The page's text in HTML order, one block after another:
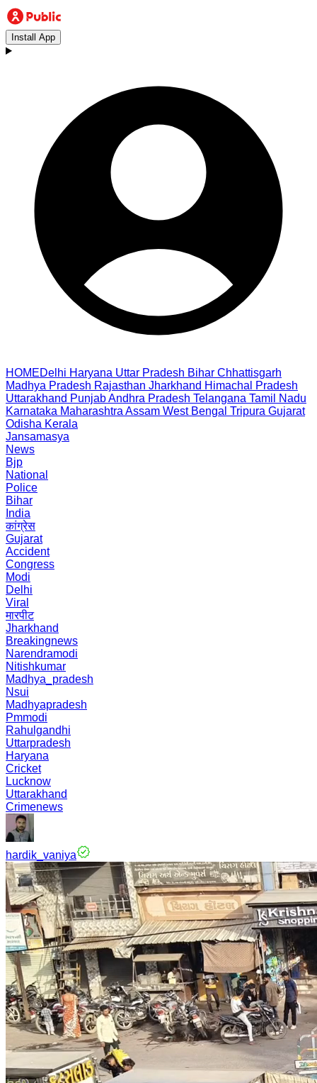
Install App
HOMEDelhi Haryana Uttar Pradesh Bihar Chhattisgarh
Madhya Pradesh Rajasthan Jharkhand Himachal Pradesh
Uttarakhand PunjabAndhra Pradesh Telangana Tamil Nadu
Karnataka Maharashtra Assam West Bengal Tripura Gujarat
Odisha Kerala
Jansamasya
News
Bjp
National
Police
Bihar
India
कांग्रेस
Gujarat
Accident
Congress
Modi
Delhi
Viral
मारपीट
Jharkhand
Breakingnews
Narendramodi
Nitishkumar
Madhya_pradesh
Nsui
Madhyapradesh
Pmmodi
Rahulgandhi
Uttarpradesh
Haryana
Cricket
Lucknow
Uttarakhand
Crimenews
hardik_vaniya